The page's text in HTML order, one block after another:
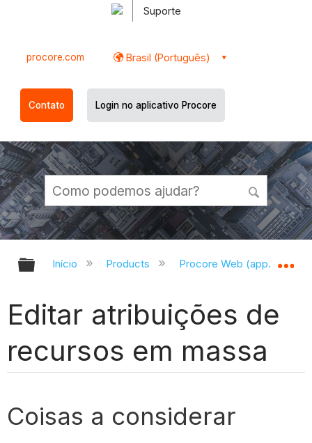
Suporte
procore.com Brasil (Português)
Contato Login no aplicativo Procore
Expandir/recolher hierarquia
Início Products Procore Web
Editar atribuições de
recursos em massa
Coisas a considerar